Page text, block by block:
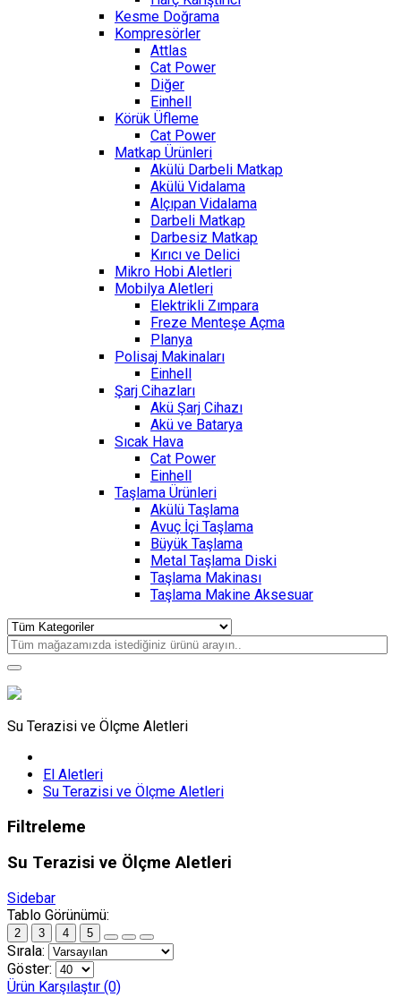
Kesme Doğrama
Kompresörler
Attlas
Cat Power
Diğer
Einhell
Körük Üfleme
Cat Power
Matkap Ürünleri
Akülü Darbeli Matkap
Akülü Vidalama
Alçıpan Vidalama
Darbeli Matkap
Darbesiz Matkap
Kırıcı ve Delici
Mikro Hobi Aletleri
Mobilya Aletleri
Elektrikli Zımpara
Freze Menteşe Açma
Planya
Polisaj Makinaları
Einhell
Şarj Cihazları
Akü Şarj Cihazı
Akü ve Batarya
Sıcak Hava
Cat Power
Einhell
Taşlama Ürünleri
Akülü Taşlama
Avuç İçi Taşlama
Büyük Taşlama
Metal Taşlama Diski
Taşlama Makinası
Taşlama Makine Aksesuar
Su Terazisi ve Ölçme Aletleri
El Aletleri
Su Terazisi ve Ölçme Aletleri
Filtreleme
Su Terazisi ve Ölçme Aletleri
Sidebar
Tablo Görünümü:
2 3 4 5
Sırala:
Göster:
Ürün Karşılaştır (0)